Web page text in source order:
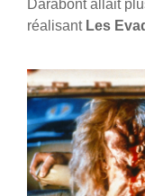
Darabont allait
réalisant Les